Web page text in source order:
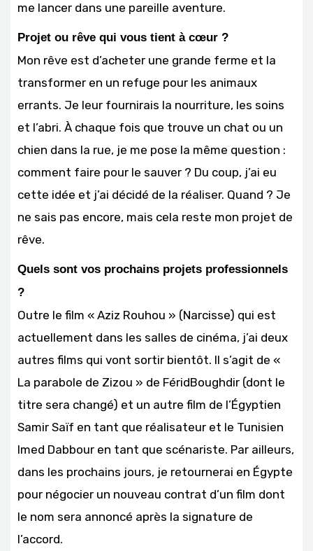
me lancer dans une pareille aventure.
Projet ou rêve qui vous tient à cœur ?
Mon rêve est d’acheter une grande ferme et la
transformer en un refuge pour les animaux
errants. Je leur fournirais la nourriture, les soins
et l’abri. À chaque fois que trouve un chat ou un
chien dans la rue, je me pose la même question :
comment faire pour le sauver ? Du coup, j’ai eu
cette idée et j’ai décidé de la réaliser. Quand ? Je
ne sais pas encore, mais cela reste mon projet de
rêve.
Quels sont vos prochains projets professionnels
?
Outre le film « Aziz Rouhou » (Narcisse) qui est
actuellement dans les salles de cinéma, j’ai deux
autres films qui vont sortir bientôt. Il s’agit de «
La parabole de Zizou » de FéridBoughdir (dont le
titre sera changé) et un autre film de l’Égyptien
Samir Saïf en tant que réalisateur et le Tunisien
Imed Dabbour en tant que scénariste. Par ailleurs,
dans les prochains jours, je retournerai en Égypte
pour négocier un nouveau contrat d’un film dont
le nom sera annoncé après la signature de
l’accord.